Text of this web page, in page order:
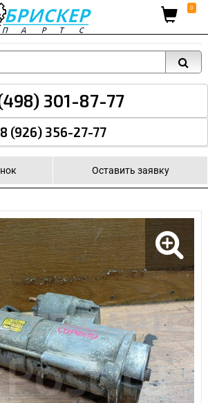
0
301-87-77
8 (926) 356-27-77
Оставить заявку